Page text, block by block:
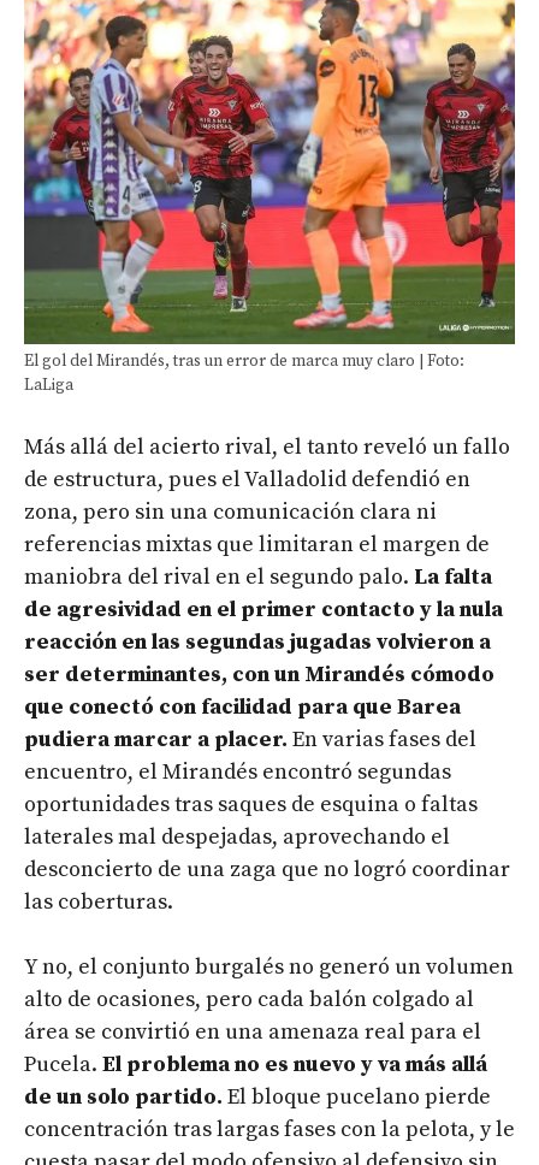
El gol del Mirandés, tras un error de marca muy claro | Foto:
LaLiga
Más allá del acierto rival, el tanto reveló un fallo
de estructura, pues el Valladolid defendió en
zona, pero sin una comunicación clara ni
referencias mixtas que limitaran el margen de
maniobra del rival en el segundo palo. La falta
de agresividad en el primer contacto y la nula
reacción en las segundas jugadas volvieron a
ser determinantes, con un Mirandés cómodo
que conectó con facilidad para que Barea
pudiera marcar a placer. En varias fases del
encuentro, el Mirandés encontró segundas
oportunidades tras saques de esquina o faltas
laterales mal despejadas, aprovechando el
desconcierto de una zaga que no logró coordinar
las coberturas.
Y no, el conjunto burgalés no generó un volumen
alto de ocasiones, pero cada balón colgado al
área se convirtió en una amenaza real para el
Pucela. El problema no es nuevo y va más allá
de un solo partido. El bloque pucelano pierde
concentración tras largas fases con la pelota, y le